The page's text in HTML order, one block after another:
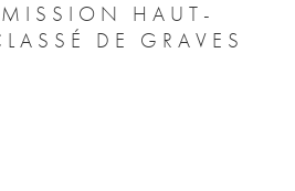
HAUT-
DE GRAVES